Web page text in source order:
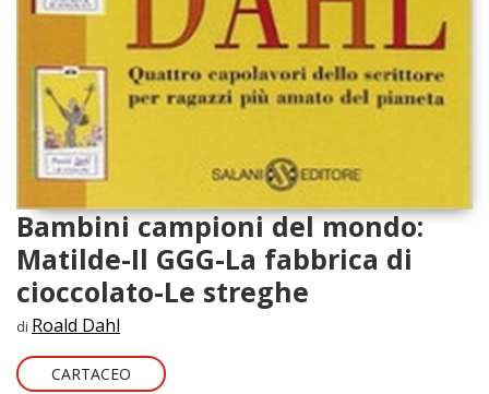
Bambini campioni del mondo:
Matilde-Il GGG-La fabbrica di
cioccolato-Le streghe
di Roald Dahl
CARTACEO